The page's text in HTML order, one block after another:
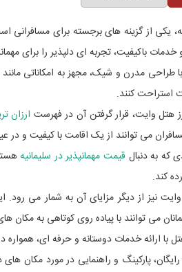
یکی از گزینه های برجسته برای
خدمات باکیفیت، تجربه ای دلپذیر را برای
طراحی مدرن و شیک، مجهز به امکاناتی مانند
استراحت کنند.
هتل وایت، قرار گرفتن آن در فهرست ارزان
می توانند از یک اقامت با کیفیت و در
که به دنبال قیمت مهمانپذیر در سلیمانیه
کند.
نیز از دیگر مزایای آن به شمار می
می توانند با پیاده روی کوتاهی به مکان
با ارائه خدمات دوستانه و حرفه ای،
پارکینگ و راهنمایی در مورد مکان